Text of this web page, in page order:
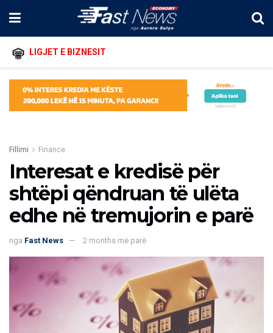
LIGJET E BIZNESIT
Fillimi Finance
Interesat e kredisë për
shtëpi qëndruan të ulëta
edhe në tremujorin e parë
nga Fast News 2 months më parë